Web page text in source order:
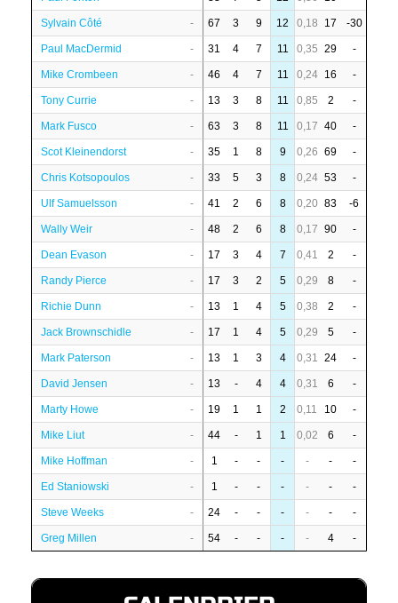
Sylvain Côté - 67 3 9 12 0,18 17 -30
Paul MacDermid - 31 4 7 11 0,35 29 -
Mike Crombeen - 46 4 7 11 0,24 16 -
Tony Currie - 13 3 8 11 0,85 2 -
Mark Fusco - 63 3 8 11 0,17 40 -
Scot Kleinendorst - 35 1 8 9 0,26 69 -
Chris Kotsopoulos - 33 5 3 8 0,24 53 -
Ulf Samuelsson - 41 2 6 8 0,20 83 -6
Wally Weir - 48 2 6 8 0,17 90 -
Dean Evason - 17 3 4 7 0,41 2 -
Randy Pierce - 17 3 2 5 0,29 8 -
Richie Dunn - 13 1 4 5 0,38 2 -
Jack Brownschidle - 17 1 4 5 0,29 5 -
Mark Paterson - 13 1 3 4 0,31 24 -
David Jensen - 13 - 4 4 0,31 6 -
Marty Howe - 19 1 1 2 0,11 10 -
Mike Liut - 44 - 1 1 0,02 6 -
Mike Hoffman - 1 - - - - - -
Ed Staniowski - 1 - - - - - -
Steve Weeks - 24 - - - - - -
Greg Millen - 54 - - - - 4 -